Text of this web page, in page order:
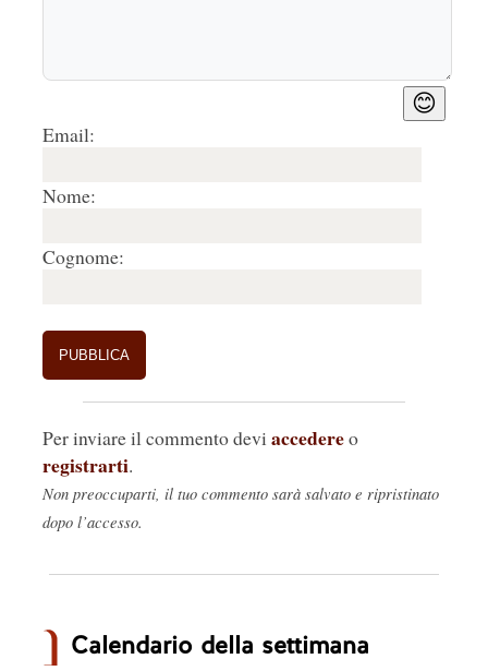
😊
Email:
Nome:
Cognome:
Per inviare il commento devi accedereo
registrarti.
Non preoccuparti, il tuo commento sarà salvato e ripristinato
dopo l’accesso.
Calendario della settimana